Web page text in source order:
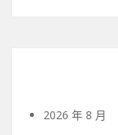
2026 年 8 月